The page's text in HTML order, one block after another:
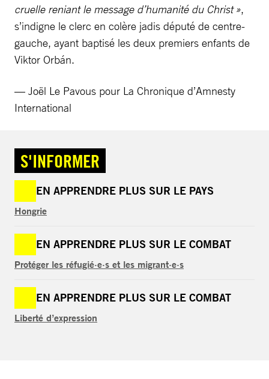
cruelle reniant le message d’humanité du Christ »,
s’indigne le clerc en colère jadis député de centre-
gauche, ayant baptisé les deux premiers enfants de
Viktor Orbán.
— Joël Le Pavous pour La Chronique d’Amnesty
International
S'INFORMER
EN APPRENDRE PLUS SUR LE PAYS
Hongrie
EN APPRENDRE PLUS SUR LE COMBAT
Protéger les réfugié·e·s et les migrant·e·s
EN APPRENDRE PLUS SUR LE COMBAT
Liberté d’expression